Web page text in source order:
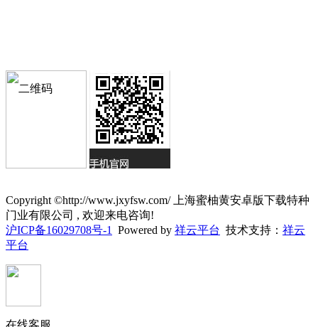
Copyright ©http://www.jxyfsw.com/ 上海蜜柚黄安卓版下载特种
门业有限公司 , 欢迎来电咨询!
沪ICP备16029708号-1
Powered by 祥云平台 技术支持： 祥云
平台
在线客服